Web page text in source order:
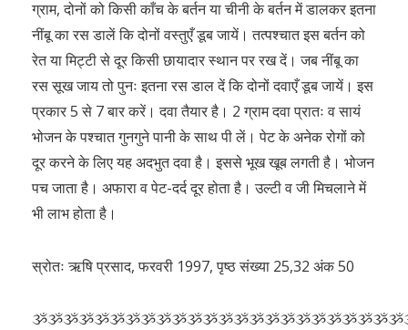
ग्राम, दोनों को किसी काँच के बर्तन या चीनी के बर्तन में डालकर इतना
नींबू का रस डालें कि दोनों वस्तुएँ डूब जायें। तत्पश्चात इस बर्तन को
रेत या मिट्टी से दूर किसी छायादार स्थान पर रख दें। जब नींबू का
रस सूख जाय तो पुनः इतना रस डाल दें कि दोनों दवाएँ डूब जायें। इस
प्रकार 5 से 7 बार करें। दवा तैयार है। 2 ग्राम दवा प्रातः व सायं
भोजन के पश्चात गुनगुने पानी के साथ पी लें। पेट के अनेक रोगों को
दूर करने के लिए यह अदभुत दवा है। इससे भूख खूब लगती है। भोजन
पच जाता है। अफारा व पेट-दर्द दूर होता है। उल्टी व जी मिचलाने में
भी लाभ होता है।
स्रोतः ऋषि प्रसाद, फरवरी 1997, पृष्ठ संख्या 25,32 अंक 50